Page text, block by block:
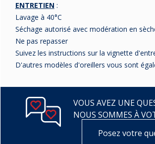
ENTRETIEN :
Lavage à 40°C
Séchage autorisé avec modération en
Ne pas repasser
Suivez les instructions sur la vignette
D'autres modèles d'oreillers vous sont
VOUS AVEZ UNE
NOUS SOMMES À
Posez votre